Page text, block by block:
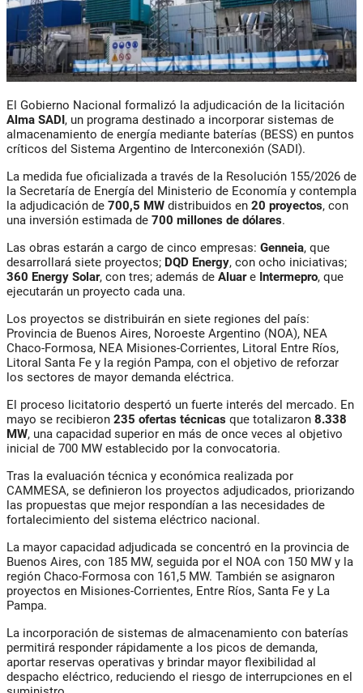
El Gobierno Nacional formalizó la adjudicación de la licitación
Alma SADI, un programa destinado a incorporar sistemas de
almacenamiento de energía mediante baterías (BESS) en puntos
críticos del Sistema Argentino de Interconexión (SADI).
La medida fue oficializada a través de la Resolución 155/2026 de
la Secretaría de Energía del Ministerio de Economía y contempla
la adjudicación de 700,5 MW distribuidos en 20 proyectos, con
una inversión estimada de 700 millones de dólares.
Las obras estarán a cargo de cinco empresas: Genneia, que
desarrollará siete proyectos; DQD Energy, con ocho iniciativas;
360 Energy Solar, con tres; además de Aluare Intermepro, que
ejecutarán un proyecto cada una.
Los proyectos se distribuirán en siete regiones del país:
Provincia de Buenos Aires, Noroeste Argentino (NOA), NEA
Chaco-Formosa, NEA Misiones-Corrientes, Litoral Entre Ríos,
Litoral Santa Fe y la región Pampa, con el objetivo de reforzar
los sectores de mayor demanda eléctrica.
El proceso licitatorio despertó un fuerte interés del mercado. En
mayo se recibieron 235 ofertas técnicas que totalizaron 8.338
MW, una capacidad superior en más de once veces al objetivo
inicial de 700 MW establecido por la convocatoria.
Tras la evaluación técnica y económica realizada por
CAMMESA, se definieron los proyectos adjudicados, priorizando
las propuestas que mejor respondían a las necesidades de
fortalecimiento del sistema eléctrico nacional.
La mayor capacidad adjudicada se concentró en la provincia de
Buenos Aires, con 185 MW, seguida por el NOA con 150 MW y la
región Chaco-Formosa con 161,5 MW. También se asignaron
proyectos en Misiones-Corrientes, Entre Ríos, Santa Fe y La
Pampa.
La incorporación de sistemas de almacenamiento con baterías
permitirá responder rápidamente a los picos de demanda,
aportar reservas operativas y brindar mayor flexibilidad al
despacho eléctrico, reduciendo el riesgo de interrupciones en el